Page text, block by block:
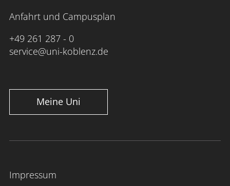
Anfahrt und Campusplan
+49 261 287 - 0
service@uni-koblenz.de
Meine Uni
Impressum